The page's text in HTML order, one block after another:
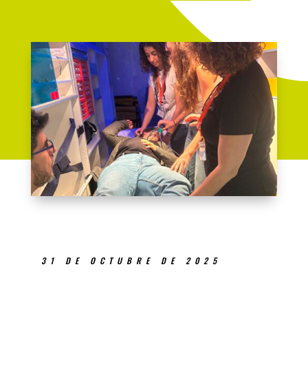
31 DE OCTUBRE DE 2025